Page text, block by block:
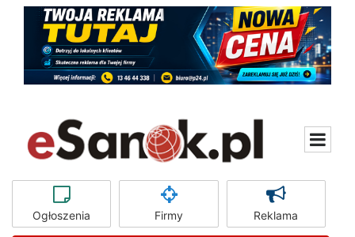
Ogłoszenia Firmy Reklama